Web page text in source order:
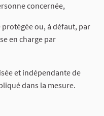
concernée,
ou, à défaut, par
en charge par
et indépendante de
dans la mesure.